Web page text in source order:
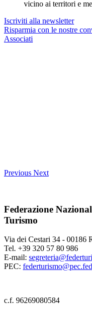
vicino ai territori e
Iscriviti alla newsletter
Risparmia con le nostre
Associati
Previous Next
Federazione
Turismo
Via dei Cestari 34 - 00186
Tel. +39 320 57 80 986
E-mail:
PEC:
c.f. 96269080584